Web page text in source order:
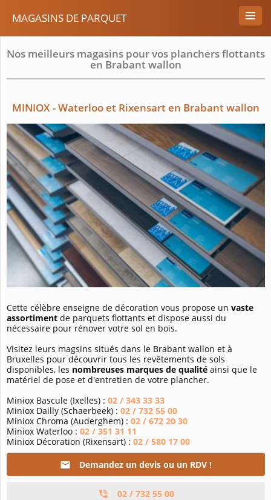
MAGASINS DE PARQUET
Nos meilleurs magasins pour vos planchers flottants
en Brabant wallon
MINIOX - Waterloo et Rixensart en Brabant wallon
Cette célèbre enseigne de décoration vous propose un vaste
assortiment de parquets flottants et dispose aussi du
nécessaire pour rénover votre sol en bois.
Visitez leurs magsins situés dans le Brabant wallon et à
Bruxelles pour découvrir tous les revêtements de sols
disponibles, les nombreuses marques de qualité ainsi que le
matériel de pose et d'entretien de votre plancher.
Miniox Bascule (Ixelles) : 02 / 343 33 33
Miniox Dailly (Schaerbeek) : 02 / 732 55 00
Miniox Chroma (Auderghem) : 02 / 672 20 30
Miniox Waterloo : 02 / 351 31 11
Miniox Décoration (Rixensart) : 02 / 580 17 00
Demandez un devis ou un RDV !
02 / 732 55 00